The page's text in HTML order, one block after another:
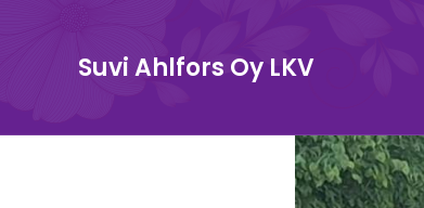
Suvi Ahlfors Oy LKV